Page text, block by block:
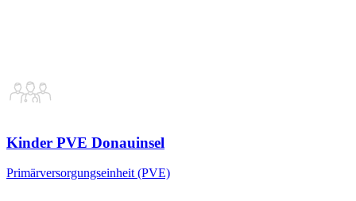
Kinder PVE Donauinsel
Primärversorgungseinheit (PVE)